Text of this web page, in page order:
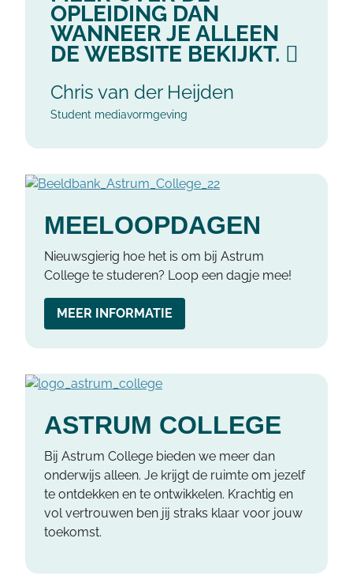
Chris van der Heijden
Student mediavormgeving
OPLEIDING DAN
WANNEER JE ALLEEN
DE WEBSITE BEKIJKT.
MEELOOPDAGEN
Nieuwsgierig hoe het is om bij Astrum
College te studeren? Loop een dagje mee!
MEER INFORMATIE
ASTRUM COLLEGE
Bij Astrum College bieden we meer dan
onderwijs alleen. Je krijgt de ruimte om jezelf
te ontdekken en te ontwikkelen. Krachtig en
vol vertrouwen ben jij straks klaar voor jouw
toekomst.